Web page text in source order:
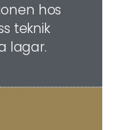
hos
teknik
lagar.